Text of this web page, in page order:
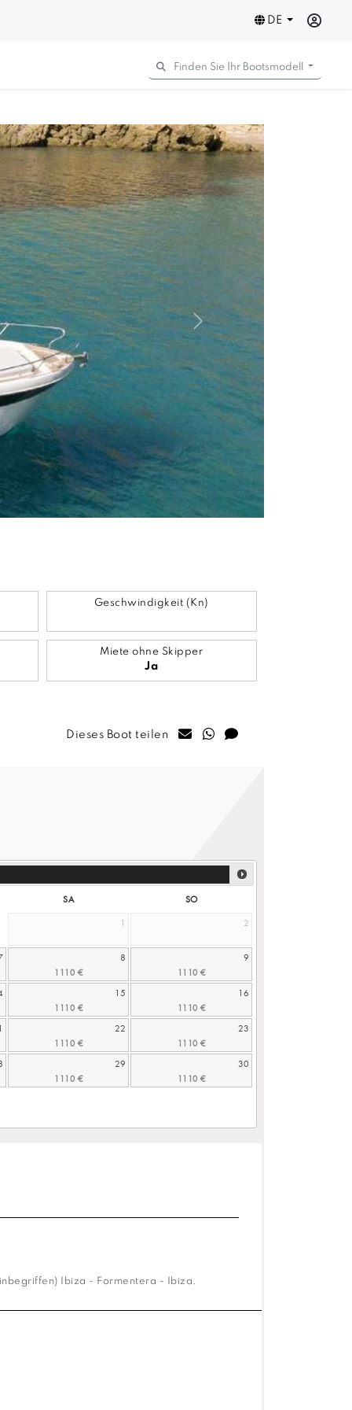
DE
Finden Sie Ihr Bootsmodell
Next
Geschwindigkeit (Kn)
Miete ohne Skipper
Ja
Dieses Boot teilen
SA
SO
1
2
8 9
15 16
22 23
29 30
Ibiza - Formentera - Ibiza.